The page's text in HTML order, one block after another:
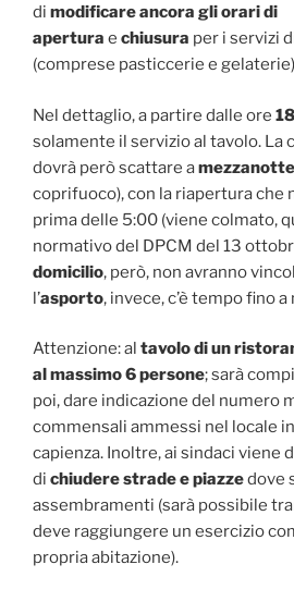
di modificare ancora gli orari di
apertura e chiusura per i servizi
(comprese pasticcerie e
Nel dettaglio, a partire dalle ore
solamente il servizio al tavolo. La
dovrà però scattare amezzanotte
coprifuoco), con la riapertura che
prima delle 5:00 (viene colmato,
normativo del DPCM del 13
domicilio, però, non avranno
l’asporto, invece, c’è tempo fino
Attenzione: al tavolo di un
al massimo 6 persone; sarà
poi, dare indicazione del numero
commensali ammessi nel locale
capienza. Inoltre, ai sindaci viene
di chiudere strade e piazzedove
assembramenti (sarà possibile
deve raggiungere un esercizio
propria abitazione).